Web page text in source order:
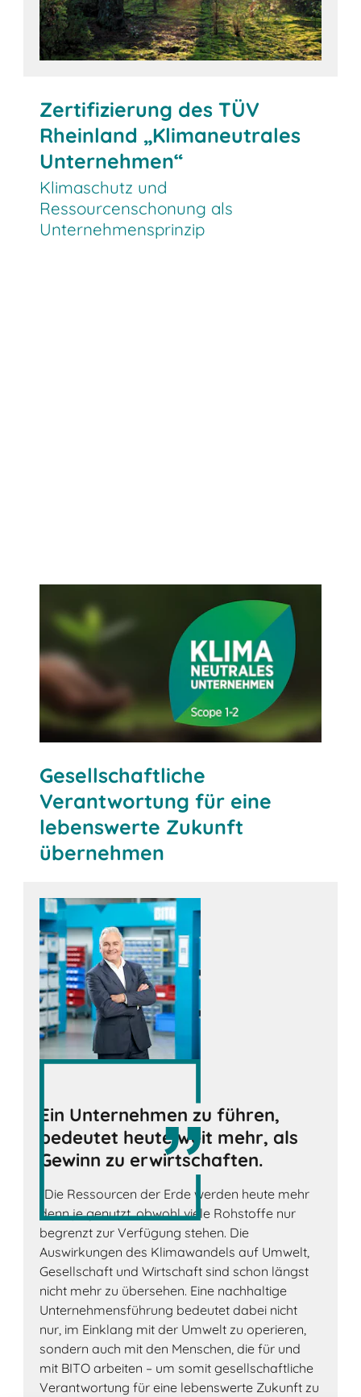
Zertifizierung des TÜV
Rheinland „Klimaneutrales
Unternehmen“
Klimaschutz und
Ressourcenschonung als
Unternehmensprinzip
Gesellschaftliche
Verantwortung für eine
lebenswerte Zukunft
übernehmen
Ein Unternehmen zu führen,
bedeutet heute weit mehr, als
Gewinn zu erwirtschaften.
"Die Ressourcen der Erde werden heute mehr
denn je genutzt, obwohl viele Rohstoffe nur
begrenzt zur Verfügung stehen. Die
Auswirkungen des Klimawandels auf Umwelt,
Gesellschaft und Wirtschaft sind schon längst
nicht mehr zu übersehen. Eine nachhaltige
Unternehmensführung bedeutet dabei nicht
nur, im Einklang mit der Umwelt zu operieren,
sondern auch mit den Menschen, die für und
mit BITO arbeiten – um somit gesellschaftliche
Verantwortung für eine lebenswerte Zukunft zu